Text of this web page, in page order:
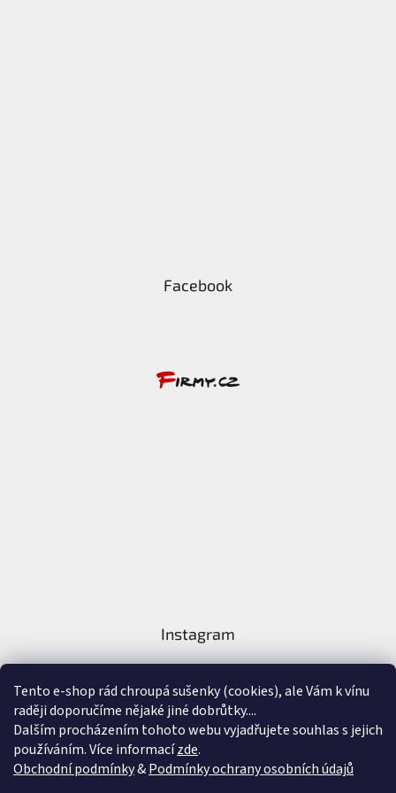
Tento e-shop rád chroupá sušenky (cookies), ale Vám k vínu
raději doporučíme nějaké jiné dobrůtky....
Dalším procházením tohoto webu vyjadřujete souhlas s jejich
používáním. Více informacízde.
Obchodní podmínky&Podmínky ochrany osobních údajů
Facebook
Instagram
Sledovat na Instagramu